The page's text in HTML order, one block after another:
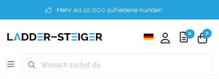
Mehr als 10.000 zufriedene Kunden
0 0